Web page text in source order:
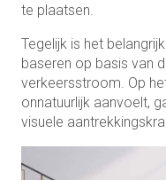
te plaatsen.
Tegelijk is het
baseren op basis van
verkeersstroom. Op
onnatuurlijk aanvoelt,
visuele